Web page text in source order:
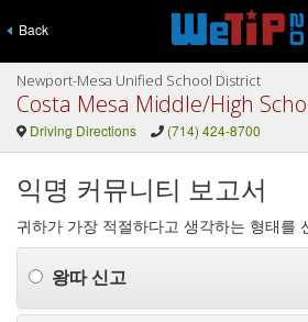
Back
Newport-Mesa Unified School District
Costa Mesa Middle/High
Driving Directions (714) 424-8700
익명 커뮤니티 보고서
귀하가 가장 적절하다고 생각하는 형태를
왕따 신고